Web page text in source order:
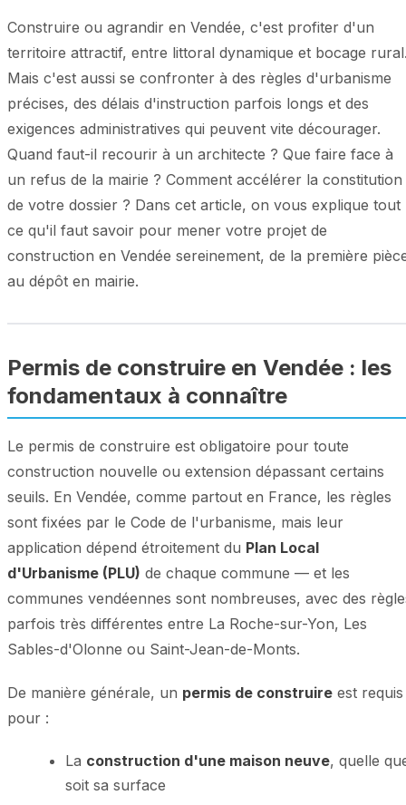
Construire ou agrandir en Vendée, c'est profiter d'un
territoire attractif, entre littoral dynamique et bocage
Mais c'est aussi se confronter à des règles d'urbanisme
précises, des délais d'instruction parfois longs et des
exigences administratives qui peuvent vite décourager.
Quand faut-il recourir à un architecte ? Que faire face à
un refus de la mairie ? Comment accélérer la constitution
de votre dossier ? Dans cet article, on vous explique tout
ce qu'il faut savoir pour mener votre projet de
construction en Vendée sereinement, de la première
au dépôt en mairie.
Permis de construire en Vendée : les
fondamentaux à connaître
Le permis de construire est obligatoire pour toute
construction nouvelle ou extension dépassant certains
seuils. En Vendée, comme partout en France, les règles
sont fixées par le Code de l'urbanisme, mais leur
application dépend étroitement du Plan Local
d'Urbanisme (PLU) de chaque commune — et les
communes vendéennes sont nombreuses, avec des
parfois très différentes entre La Roche-sur-Yon, Les
Sables-d'Olonne ou Saint-Jean-de-Monts.
De manière générale, un permis de construire est requis
pour :
La construction d'une maison neuve, quelle
soit sa surface